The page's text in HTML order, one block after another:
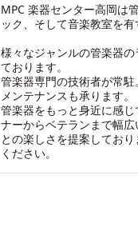
MPC 楽器センター高岡は
ック、そして音楽教室を有
様々なジャンルの管楽器
ております。
管楽器専門の技術者が常
メンテナンスも承ります。
管楽器をもっと身近に感
ナーからベテランまで幅
との楽しさを提案してお
ください。